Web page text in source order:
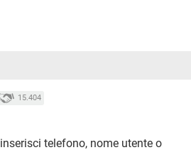
15.404
inserisci telefono, nome utente o